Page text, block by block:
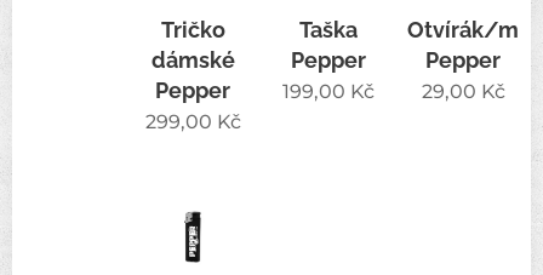
Tričko
dámské
Pepper
299,00 Kč
Taška
Pepper
199,00 Kč
Otvírák/
Pepper
29,00 Kč